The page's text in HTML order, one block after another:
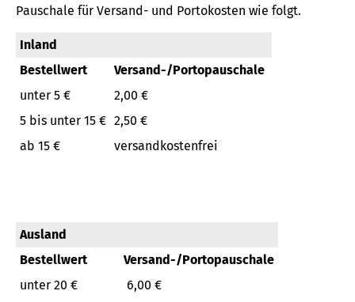
Pauschale für Versand- und Portokosten wie folgt.
Inland
Bestellwert
Versand-/Portopauschale
unter 5 €
2,00 €
5 bis unter 15 € 2,50 €
ab 15 €
versandkostenfrei
Ausland
Bestellwert
Versand-/Portopauschale
unter 20 €
6,00 €